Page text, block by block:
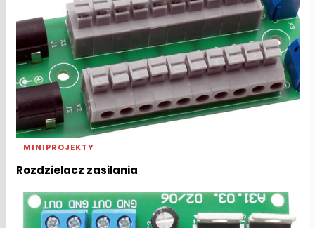
MINIPROJEKTY
Rozdzielacz zasilania